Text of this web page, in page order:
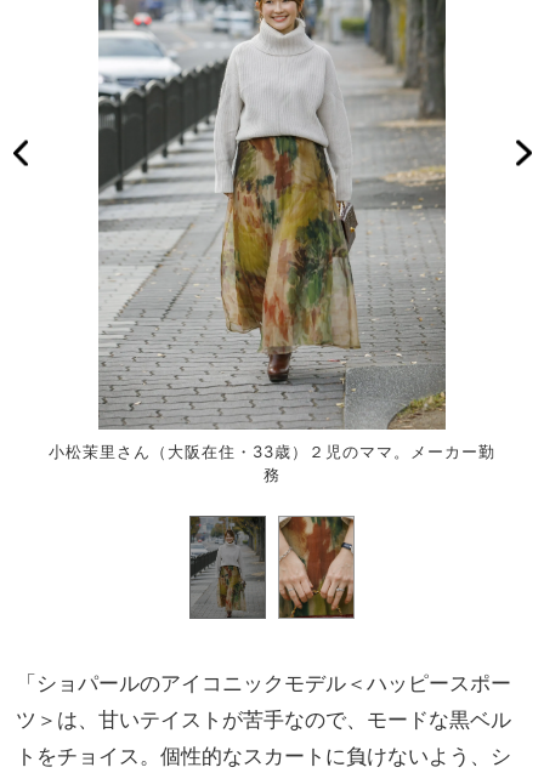
小松茉里さん（大阪在住・33歳）２児のママ。メーカー勤
務
「ショパールのアイコニックモデル＜ハッピースポー
ツ＞は、甘いテイストが苦手なので、モードな黒ベル
トをチョイス。個性的なスカートに負けないよう、シ